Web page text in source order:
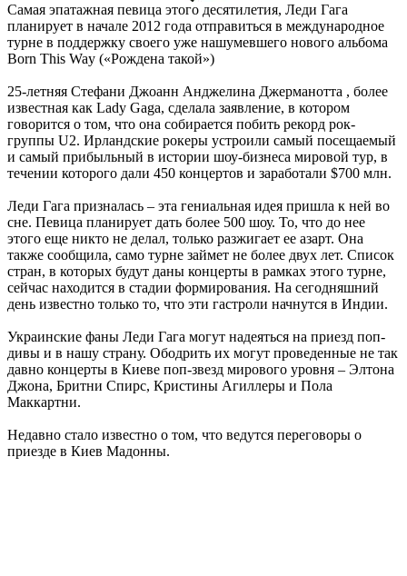
Самая эпатажная певица этого десятилетия, Леди Гага
планирует в начале 2012 года отправиться в международное
турне в поддержку своего уже нашумевшего нового альбома
Born This Way («Рождена такой»)
25-летняя Стефани Джоанн Анджелина Джерманотта , более
известная как Lady Gaga, сделала заявление, в котором
говорится о том, что она собирается побить рекорд рок-
группы U2. Ирландские рокеры устроили самый посещаемый
и самый прибыльный в истории шоу-бизнеса мировой тур, в
течении которого дали 450 концертов и заработали $700 млн.
Леди Гага призналась – эта гениальная идея пришла к ней во
сне. Певица планирует дать более 500 шоу. То, что до нее
этого еще никто не делал, только разжигает ее азарт. Она
также сообщила, само турне займет не более двух лет. Список
стран, в которых будут даны концерты в рамках этого турне,
сейчас находится в стадии формирования. На сегодняшний
день известно только то, что эти гастроли начнутся в Индии.
Украинские фаны Леди Гага могут надеяться на приезд поп-
дивы и в нашу страну. Ободрить их могут проведенные не так
давно концерты в Киеве поп-звезд мирового уровня – Элтона
Джона, Бритни Спирс, Кристины Агиллеры и Пола
Маккартни.
Недавно стало известно о том, что ведутся переговоры о
приезде в Киев Мадонны.